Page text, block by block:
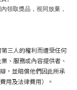
領取獎品，視同放棄，
三人的權利而遭受任何
、服務或內容提供者、
，並賠償他們因此所承
用及法律費用）。